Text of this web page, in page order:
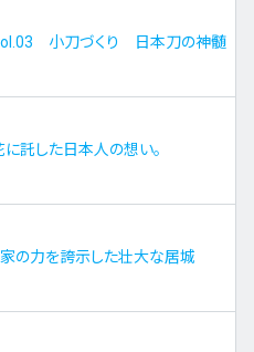
vol.03 小刀づくり 日本刀の神髄
託した日本人の想い。
の力を誇示した壮大な居城